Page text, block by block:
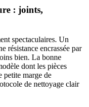
: joints,
spectaculaires. Un
résistance encrassée par
bien. La bonne
dont les pièces
petite marge de
de nettoyage clair